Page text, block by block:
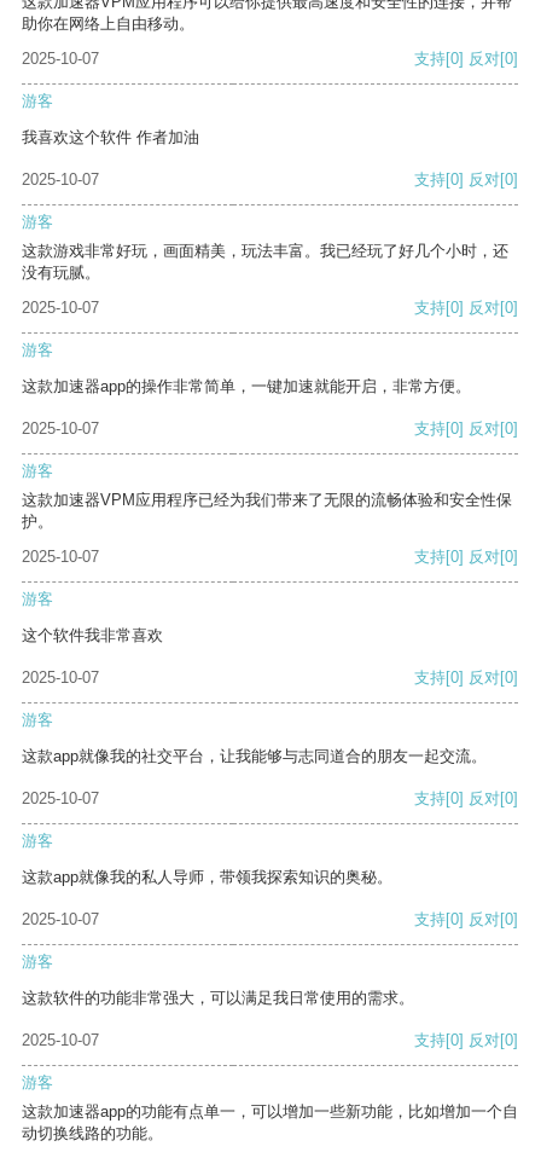
助你在网络上自由移动。
2025-10-07
支持[0] 反对[0]
游客
我喜欢这个软件 作者加油
2025-10-07 支持[0] 反对[0]
游客
这款游戏非常好玩，画面精美，玩法丰富。我已经玩了好几个小时，还
没有玩腻。
2025-10-07
支持[0] 反对[0]
游客
这款加速器app的操作非常简单，一键加速就能开启，非常方便。
2025-10-07 支持[0] 反对[0]
游客
这款加速器VPM应用程序已经为我们带来了无限的流畅体验和安全性保
护。
2025-10-07
支持[0] 反对[0]
游客
这个软件我非常喜欢
2025-10-07 支持[0] 反对[0]
游客
这款app就像我的社交平台，让我能够与志同道合的朋友一起交流。
2025-10-07 支持[0] 反对[0]
游客
这款app就像我的私人导师，带领我探索知识的奥秘。
2025-10-07 支持[0] 反对[0]
游客
这款软件的功能非常强大，可以满足我日常使用的需求。
2025-10-07 支持[0] 反对[0]
游客
这款加速器app的功能有点单一，可以增加一些新功能，比如增加一个自
动切换线路的功能。